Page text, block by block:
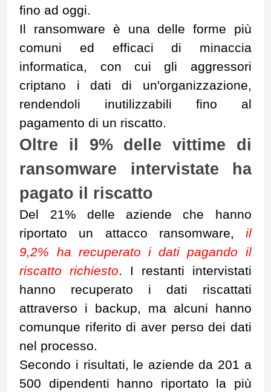
fino ad oggi.
Il ransomware è una delle forme più
comuni ed efficaci di minaccia
informatica, con cui gli aggressori
criptano i dati di un'organizzazione,
rendendoli inutilizzabili fino al
pagamento di un riscatto.
Oltre il 9% delle vittime di
ransomware intervistate ha
pagato il riscatto
Del 21% delle aziende che hanno
riportato un attacco ransomware, il
9,2% ha recuperato i dati pagando il
riscatto richiesto. I restanti intervistati
hanno recuperato i dati riscattati
attraverso i backup, ma alcuni hanno
comunque riferito di aver perso dei dati
nel processo.
Secondo i risultati, le aziende da 201 a
500 dipendenti hanno riportato la più